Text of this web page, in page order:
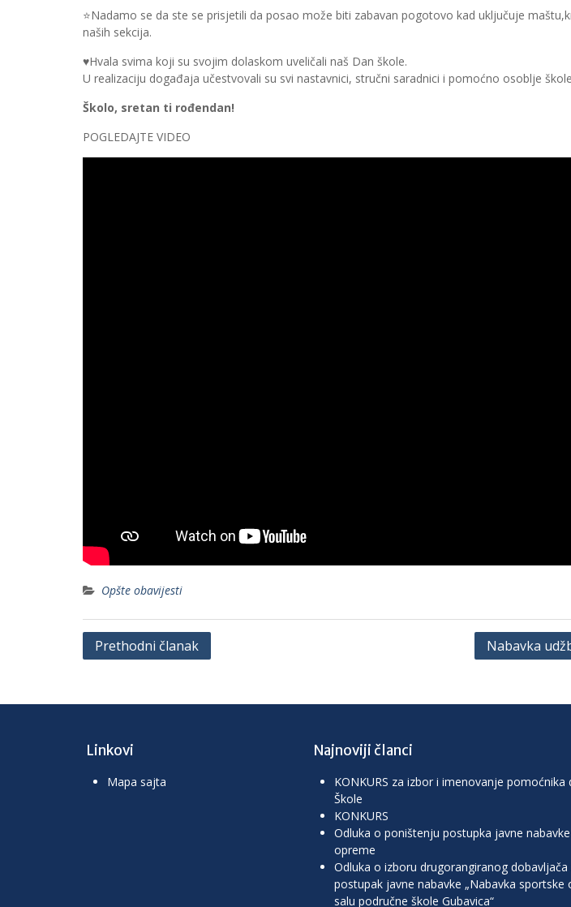
⭐Nadamo se da ste se prisjetili da posao može biti zabavan pogotovo kad uključuje
naših sekcija.
♥️Hvala svima koji su svojim dolaskom uveličali naš Dan škole.
U realizaciju događaja učestvovali su svi nastavnici, stručni saradnici i pomoćno osoblje
Školo, sretan ti rođendan!
POGLEDAJTE VIDEO
Opšte obavijesti
Navigacija
Prethodni članak Nabavka
Linkovi
Mapa sajta
Najnoviji članci
KONKURS za izbor i imenovanje pomoćnika
Škole
KONKURS
Odluka o poništenju postupka javne
opreme
Odluka o izboru drugorangiranog dobavljača
postupak javne nabavke „Nabavka sportske
salu područne škole Gubavica“